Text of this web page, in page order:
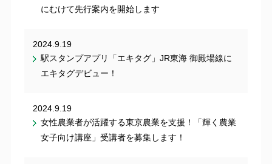
にむけて先行案内を開始します
2024.9.19
駅スタンプアプリ「エキタグ」JR東海 御殿場線に
エキタグデビュー！
2024.9.19
女性農業者が活躍する東京農業を支援！「輝く農業
女子向け講座」受講者を募集します！